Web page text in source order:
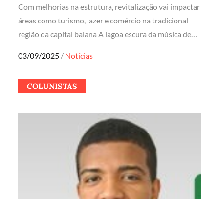
Com melhorias na estrutura, revitalização vai impactar
áreas como turismo, lazer e comércio na tradicional
região da capital baiana A lagoa escura da música de…
Posted
03/09/2025 Notícias
COLUNISTAS